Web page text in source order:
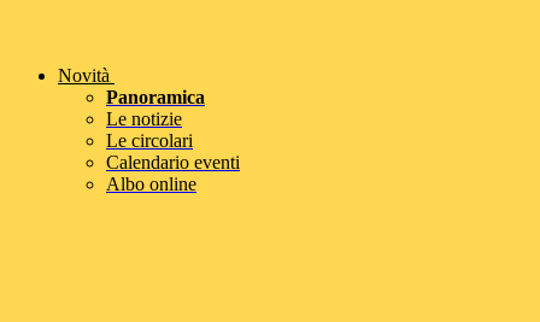
Novità
Panoramica
Le notizie
Le circolari
Calendario eventi
Albo online